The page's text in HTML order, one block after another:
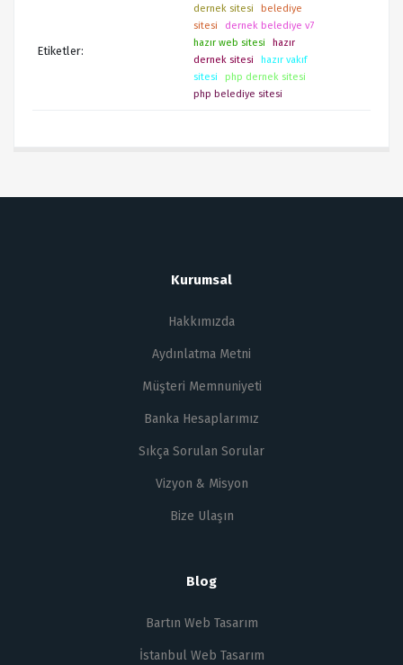
Etiketler:
dernek sitesi
belediye
sitesi
dernek belediye v7
hazır web sitesi
hazır
dernek sitesi
hazır vakıf
sitesi
php dernek sitesi
php belediye sitesi
Kurumsal
Hakkımızda
Aydınlatma Metni
Müşteri Memnuniyeti
Banka Hesaplarımız
Sıkça Sorulan Sorular
Vizyon & Misyon
Bize Ulaşın
Blog
Bartın Web Tasarım
İstanbul Web Tasarım